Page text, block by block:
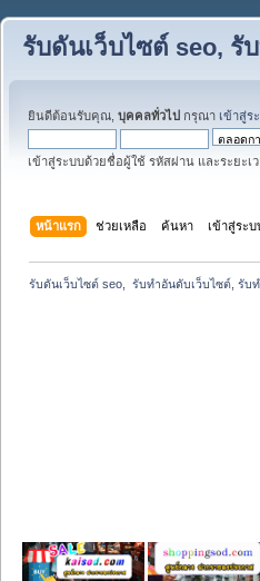
รับดันเว็บไซต์ seo, รั
ยินดีต้อนรับคุณ, บุคคลทั่วไป กรุณา เข้าสู่ร
เข้าสู่ระบบด้วยชื่อผู้ใช้ รหัสผ่าน และระยะเ
หน้าแรก ช่วยเหลือ ค้นหา เข้าสู่ระบ
รับดันเว็บไซต์ seo,  รับทำอันดับเว็บไซต์, รับ